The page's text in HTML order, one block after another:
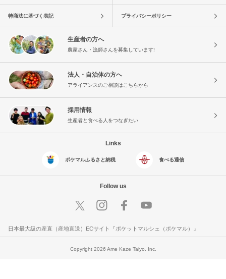
特商法に基づく表記 プライバシーポリシー
生産者の方へ
農家さん・漁師さんを募集しています!
法人・自治体の方へ
アライアンスのご相談はこちらから
採用情報
生産者と食べる人をつなぎたい
Links
ポケマルふるさと納税 食べる通信
Follow us
日本最大級の産直（産地直送）ECサイト『ポケットマルシェ（ポケマル）』
Copyright 2026 Ame Kaze Taiyo, Inc.